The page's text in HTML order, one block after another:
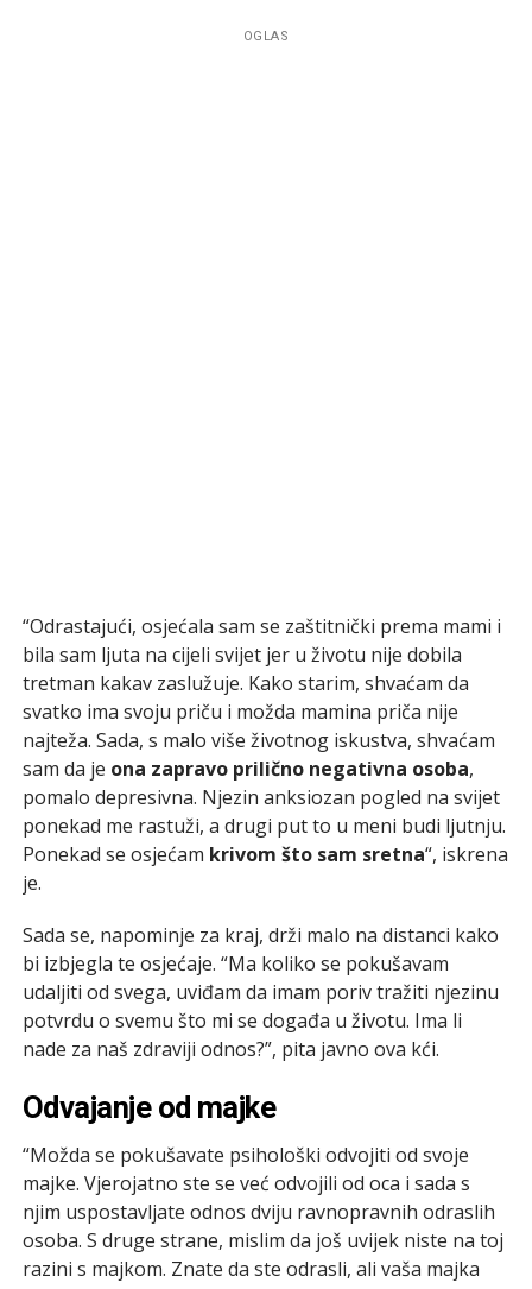
OGLAS
“Odrastajući, osjećala sam se zaštitnički prema mami i
bila sam ljuta na cijeli svijet jer u životu nije dobila
tretman kakav zaslužuje. Kako starim, shvaćam da
svatko ima svoju priču i možda mamina priča nije
najteža. Sada, s malo više životnog iskustva, shvaćam
sam da je ona zapravo prilično negativna osoba,
pomalo depresivna. Njezin anksiozan pogled na svijet
ponekad me rastuži, a drugi put to u meni budi ljutnju.
Ponekad se osjećam krivom što sam sretna“, iskrena
je.
Sada se, napominje za kraj, drži malo na distanci kako
bi izbjegla te osjećaje. “Ma koliko se pokušavam
udaljiti od svega, uviđam da imam poriv tražiti njezinu
potvrdu o svemu što mi se događa u životu. Ima li
nade za naš zdraviji odnos?”, pita javno ova kći.
Odvajanje od majke
“Možda se pokušavate psihološki odvojiti od svoje
majke. Vjerojatno ste se već odvojili od oca i sada s
njim uspostavljate odnos dviju ravnopravnih odraslih
osoba. S druge strane, mislim da još uvijek niste na toj
razini s majkom. Znate da ste odrasli, ali vaša majka